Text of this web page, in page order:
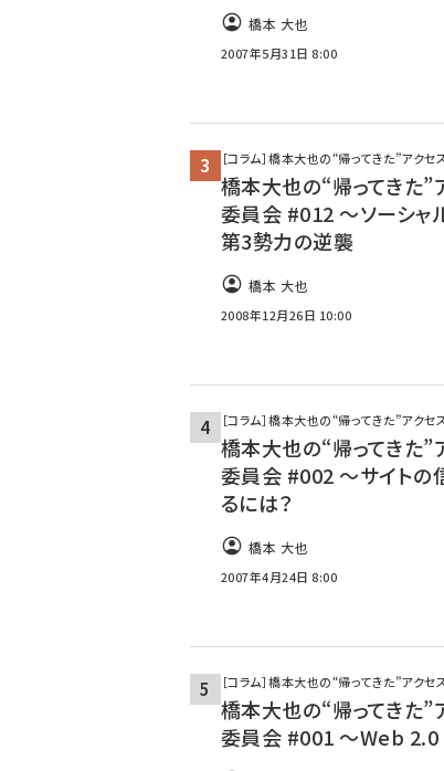
橋本 大也
2007年5月31日 8:00
［コラム］橋本大也の“帰ってきた”アク
橋本大也の“帰ってきた”
委員会 #012 〜ソーシャ
第3勢力の逆襲
橋本 大也
2008年12月26日 10:00
［コラム］橋本大也の“帰ってきた”アク
橋本大也の“帰ってきた”
委員会 #002 ～サイトの
るには？
橋本 大也
2007年4月24日 8:00
［コラム］橋本大也の“帰ってきた”アク
橋本大也の“帰ってきた”
委員会 #001 ～Web 2.0